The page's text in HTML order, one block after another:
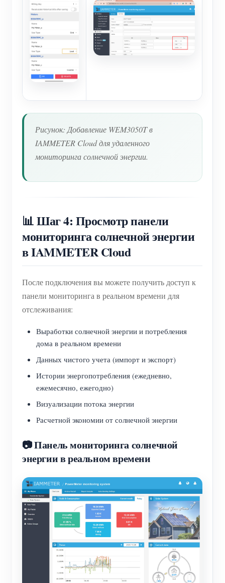
Рисунок: Добавление WEM3050T в
IAMMETER Cloud для удаленного
мониторинга солнечной энергии.
📊 Шаг 4: Просмотр панели
мониторинга солнечной энергии
в IAMMETER Cloud
После подключения вы можете получить доступ к
панели мониторинга в реальном времени для
отслеживания:
Выработки солнечной энергии и потребления
дома в реальном времени
Данных чистого учета (импорт и экспорт)
Истории энергопотребления (ежедневно,
ежемесячно, ежегодно)
Визуализации потока энергии
Расчетной экономии от солнечной энергии
📷 Панель мониторинга солнечной
энергии в реальном времени